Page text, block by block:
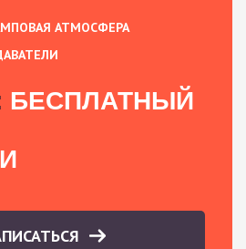
АТМОСФЕРА
БЕСПЛАТНЫЙ